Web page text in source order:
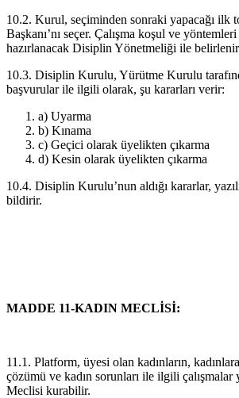
10.2. Kurul, seçiminden sonraki yapacağı ilk
Başkanı’nı seçer. Çalışma koşul ve
hazırlanacak Disiplin Yönetmeliği ile
10.3. Disiplin Kurulu, Yürütme Kurulu
başvurular ile ilgili olarak, şu kararları verir:
a) Uyarma
b) Kınama
c) Geçici olarak üyelikten çıkarma
d) Kesin olarak üyelikten çıkarma
10.4. Disiplin Kurulu’nun aldığı kararlar,
bildirir.
MADDE 11-KADIN MECLİSİ:
11.1. Platform, üyesi olan kadınların,
çözümü ve kadın sorunları ile ilgili çalışmalar
Meclisi kurabilir.